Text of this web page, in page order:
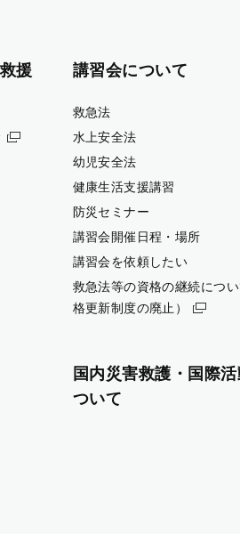
援
講習会について
救急法
水上安全法
幼児安全法
健康生活支援講習
防災セミナー
講習会開催日程・場所
講習会を依頼したい
救急法等の資格の継続につ
格更新制度の廃止）
国内災害救護・国際活
ついて